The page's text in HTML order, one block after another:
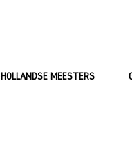
HOLLANDSE MEESTERS